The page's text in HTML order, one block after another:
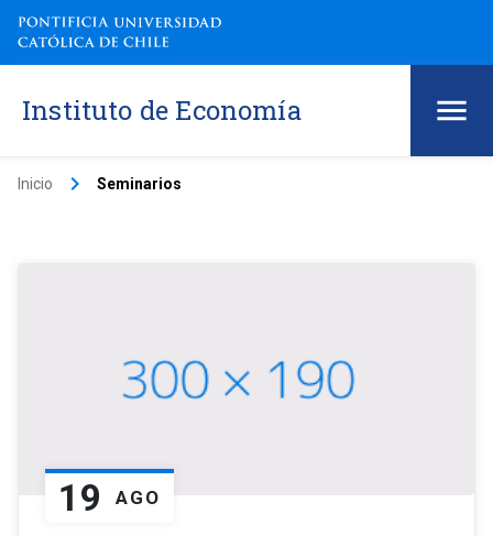
Instituto de Economía
Inicio keyboard_arrow_right Seminarios
19 AGO